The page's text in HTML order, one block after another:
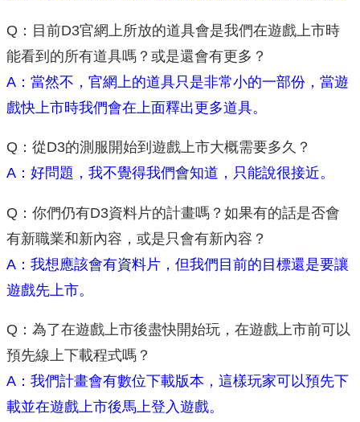
Q：目前D3官網上所放的道具會是我們在遊戲上市時
能看到的所有道具嗎？或是還會有更多？
A：當然不，官網上的道具只是非常小的一部份，當遊
戲快上市時我們會在上面釋出更多道具。
Q：從D3的測服開始到遊戲上市大概需要多久？
A：好問題，我不覺得我們會知道，只能說很接近。
Q：你們仍有D3資料片的計畫嗎？如果有的話是否會
有新職業和新內容，或是只會有新內容？
A：我想應該會有資料片，但我們目前的目標還是要讓
遊戲先上市。
Q：為了在遊戲上市後盡快開始玩，在遊戲上市前可以
預先線上下載程式嗎？
A：我們計畫會有數位下載版本，這樣玩家可以預先下
載並在遊戲上市後馬上登入遊戲。